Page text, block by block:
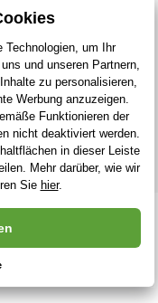
und es gelten
und deren
RIESENIA